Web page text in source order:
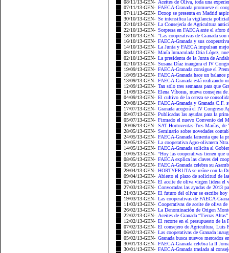
08/11/13-GEN- Aceites de Oliva, toda una
07/11/13-GEN- FAECA-Granada promueve el
07/11/13-GEN- Dcoop se presenta en Madrid
30/10/13-GEN- Se intensifica la vigilancia
22/10/13-GEN- La Consejería de Agricultura
22/10/13-GEN- Sorpresa en FAECA ante el aforo
18/10/13-GEN- “Las cooperativas de Granada
16/10/13-GEN- FAECA-Granada y sus
14/10/13-GEN- La Junta y FAECA impulsan
08/10/13-GEN- María Inmaculada Oria López,
02/10/13-GEN- La presidenta de la Junta de
02/10/13-GEN- Susana Díaz inaugura el IV
19/09/13-GEN- FAECA-Granada consigue el
18/09/13-GEN- FAECA-Granada hace un
13/09/13-GEN- FAECA-Granada está realizando
12/09/13-GEN- Tan sólo tres semanas para que
11/09/13-GEN- Elena Víboras, nueva consejera
04/09/13-GEN- El cultivo de la cereza se
20/08/13-GEN- FAECA-Granada y Granada C.F.
17/07/13-GEN- Granada acogerá el IV Congreso
09/07/13-GEN- Publicadas las ayudas para la
05/07/13-GEN- Firmado el nuevo Convenio del
20/06/13-GEN- SAT Hortoventas-Tres Marías, de
28/05/13-GEN- Seminario sobre novedades
24/05/13-GEN- FAECA-Granada lamenta que la
20/05/13-GEN- La cooperativa Agro-olivarera
14/05/13-GEN- FAECA-Granada solicita al
10/05/13-GEN- “Hoy las cooperativas tienen que
08/05/13-GEN- FAECA explica las claves del
03/05/13-GEN- FAECA-Granada celebra su
29/04/13-GEN- HORTYFRUTA se reúne con la
09/04/13-GEN- Abierto el plazo de solicitud de
02/04/13-GEN- El aceite de oliva virgen lidera el
27/03/13-GEN- Convocadas las ayudas de 2013
21/03/13-GEN- El futuro del olivar se escribe hoy
19/03/13-GEN- Las cooperativas de FAECA-
11/03/13-GEN- Cooperativas de aceite de oliva
26/02/13-GEN- La Denominación de Origen
22/02/13-GEN- Aceites de Granada “Tierras
12/02/13-GEN- El recorte en el presupuesto de la
07/02/13-GEN- El consejero de Agricultura, Luis
06/02/13-GEN- Las cooperativas de Granada
05/02/13-GEN- Granada busca nuevos mercados
30/01/13-GEN- FAECA-Granada celebra la II
30/01/13-GEN- FAECA-Granada traslada al